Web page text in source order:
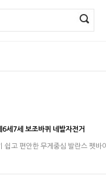
세7세 보조바퀴 네발자전거
고 편안한 무게중심 발란스 펫바